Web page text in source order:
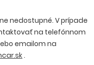
nedostupné. V prípade
na telefónnom
emailom na
.